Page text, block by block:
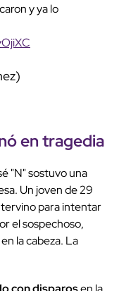
y ya lo
en tragedia
"N" sostuvo una
Un joven de 29
para intentar
el sospechoso,
la cabeza. La